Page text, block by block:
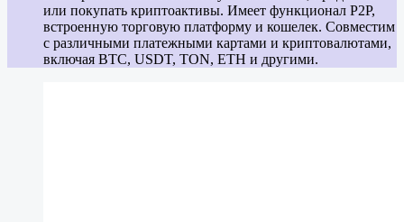
или покупать криптоактивы. Имеет функционал P2P,
встроенную торговую платформу и кошелек. Совместим
с различными платежными картами и криптовалютами,
включая BTC, USDT, TON, ETH и другими.